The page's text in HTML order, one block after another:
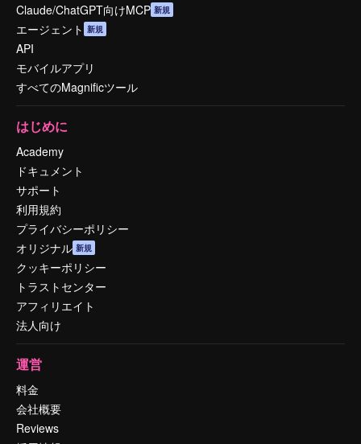
Claude/ChatGPT向けMCP 新規
エージェント 新規
API
モバイルアプリ
すべてのMagnificツール
はじめに
Academy
ドキュメント
サポート
利用規約
プライバシーポリシー
オリジナル 新規
クッキーポリシー
トラストセンター
アフィリエイト
法人向け
運営
料金
会社概要
Reviews